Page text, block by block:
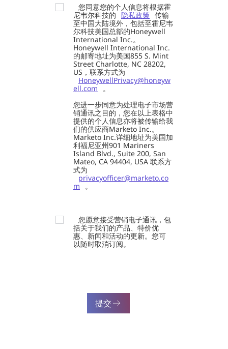
您同意您的个人信息将根据霍
尼韦尔科技的 隐私政策 传输
至中国大陆境外，包括至霍尼韦
尔科技美国总部的Honeywell
International Inc.。
Honeywell International Inc.
的邮寄地址为美国855 S. Mint
Street Charlotte, NC 28202,
US，联系方式为
HoneywellPrivacy@honeyw
ell.com
。
您进一步同意为处理电子市场营
销通讯之目的，您在以上表格中
提供的个人信息亦将被传输给我
们的供应商Marketo Inc.。
Marketo Inc.详细地址为美国加
利福尼亚州901 Mariners
Island Blvd., Suite 200, San
Mateo, CA 94404, USA 联系方
式为
privacyofficer@marketo.co
m 。
您愿意接受营销电子通讯，包
括关于我们的产品、特价优
惠、新闻和活动的更新。您可
以随时取消订阅。
提交